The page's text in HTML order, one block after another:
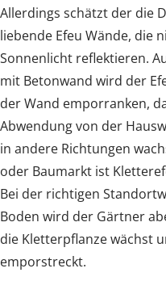
Allerdings schätzt der die
liebende Efeu Wände, die
Sonnenlicht reflektieren.
mit Betonwand wird der
der Wand emporranken,
Abwendung von der
in andere Richtungen
oder Baumarkt ist
Bei der richtigen
Boden wird der Gärtner
die Kletterpflanze wächst
emporstreckt.